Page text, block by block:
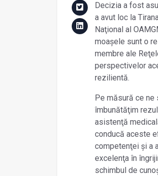
Decizia a fost
a avut loc la
Naţional al
moașele sunt o
membre ale
perspectivelor
rezilientă.
Pe măsură ce
îmbunătăţim
asistenţă
conducă aceste
competenţei și a
excelenţa în
schimbul de